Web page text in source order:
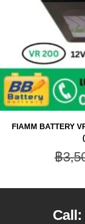
FIAMM BATTERY
฿
Call: